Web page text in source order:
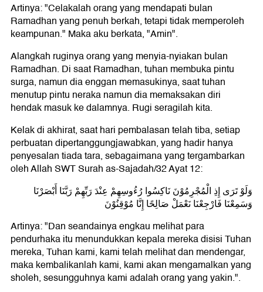
Artinya: "Celakalah orang yang mendapati bulan
Ramadhan yang penuh berkah, tetapi tidak memperoleh
keampunan." Maka aku berkata, "Amin".
Alangkah ruginya orang yang menyia-nyiakan bulan
Ramadhan. Di saat Ramadhan, tuhan membuka pintu
surga, namun dia enggan memasukinya, saat tuhan
menutup pintu neraka namun dia memaksakan diri
hendak masuk ke dalamnya. Rugi seragilah kita.
Kelak di akhirat, saat hari pembalasan telah tiba, setiap
perbuatan dipertanggungjawabkan, yang hadir hanya
penyesalan tiada tara, sebagaimana yang tergambarkan
oleh Allah SWT Surah as-Sajadah/32 Ayat 12:
وَلَوْ تَرَى إِذِ الْمُجْرِمُوْنَ نَاكِسُوا رُءُوسِهِمْ عِنْدَ رَبِّهِمْ رَبَّنَا أَبْصَرْنَا
وَسَمِعْنَا فَارْجِعْنَا نَعْمَلْ صَالِحًا إِنَّا مُوْقِنُوْنَ
Artinya: "Dan seandainya engkau melihat para
pendurhaka itu menundukkan kepala mereka disisi Tuhan
mereka, Tuhan kami, kami telah melihat dan mendengar,
maka kembalikanlah kami, kami akan mengamalkan yang
sholeh, sesungguhnya kami adalah orang yang yakin.".